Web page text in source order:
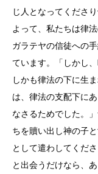
じ人となってくださ
よって、私たちは律
ガラテヤの信徒への
ています。「しかし
しかも律法の下に生
は、律法の支配下に
なさるためでした。
ちを贖い出し神の子
として遣わしてくだ
と出会うだけなら、